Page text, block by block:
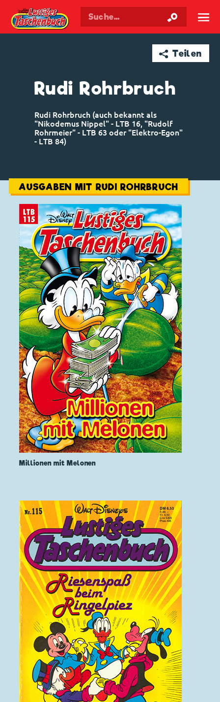
Walt Disneys Taschenbuch ☰
➦ Teilen
Rudi Rohrbruch
Rudi Rohrbruch (auch bekannt als
"Nikodemus Nippel" - LTB 16, "Rudolf
Rohrmeier" - LTB 63 oder "Elektro-Egon"
- LTB 84)
AUSGABEN MIT RUDI ROHRBRUCH
Millionen mit Melonen